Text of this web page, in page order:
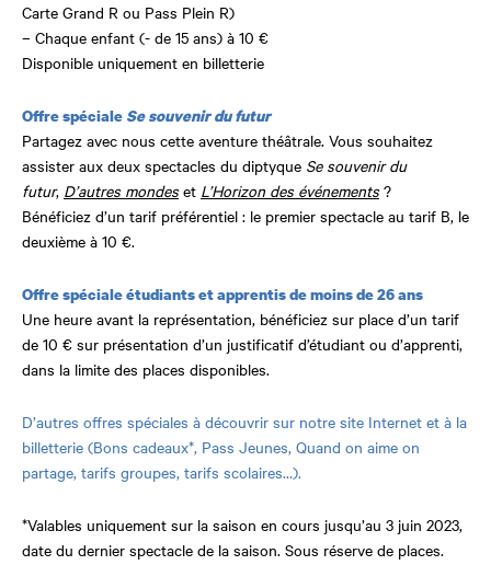
Carte Grand R ou Pass Plein R)
– Chaque enfant (- de 15 ans) à 10 €
Disponible uniquement en billetterie
Offre spéciale Se souvenir du futur
Partagez avec nous cette aventure théâtrale. Vous souhaitez
assister aux deux spectacles du diptyque Se souvenir du
futur, D’autres mondeset L’Horizon des événements?
Bénéficiez d’un tarif préférentiel : le premier spectacle au tarif B, le
deuxième à 10 €.
Offre spéciale étudiants et apprentis de moins de 26 ans
Une heure avant la représentation, bénéficiez sur place d’un tarif
de 10 € sur présentation d’un justificatif d’étudiant ou d’apprenti,
dans la limite des places disponibles.
D’autres offres spéciales à découvrir sur notre site Internet et à la
billetterie (Bons cadeaux*, Pass Jeunes, Quand on aime on
partage, tarifs groupes, tarifs scolaires…).
*Valables uniquement sur la saison en cours jusqu’au 3 juin 2023,
date du dernier spectacle de la saison. Sous réserve de places.